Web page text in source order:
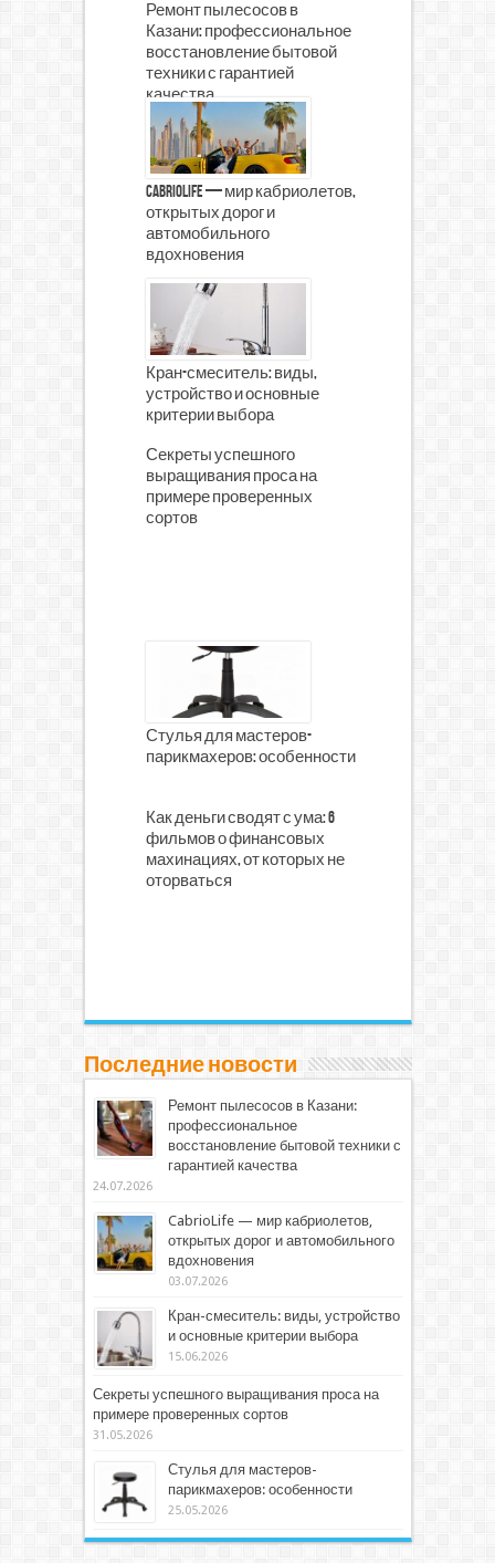
Ремонт пылесосов в
Казани: профессиональное
восстановление бытовой
техники с гарантией
качества
CabrioLife — мир кабриолетов,
открытых дорог и
автомобильного
вдохновения
Кран-смеситель: виды,
устройство и основные
критерии выбора
Секреты успешного
выращивания проса на
примере проверенных
сортов
Стулья для мастеров-
парикмахеров: особенности
Как деньги сводят с ума: 6
фильмов о финансовых
махинациях, от которых не
оторваться
Последние новости
Ремонт пылесосов в Казани:
профессиональное
восстановление бытовой техники с
гарантией качества
24.07.2026
CabrioLife — мир кабриолетов,
открытых дорог и автомобильного
вдохновения
03.07.2026
Кран-смеситель: виды, устройство
и основные критерии выбора
15.06.2026
Секреты успешного выращивания проса на
примере проверенных сортов
31.05.2026
Стулья для мастеров-
парикмахеров: особенности
25.05.2026